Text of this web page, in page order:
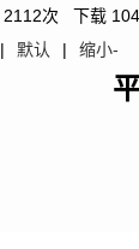
2112次 下载
| 默认 | 缩小-